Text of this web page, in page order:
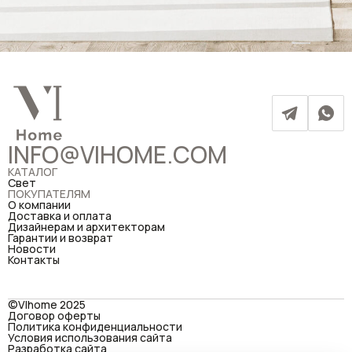
INFO@VIHOME.COM
КАТАЛОГ
Свет
ПОКУПАТЕЛЯМ
О компании
Доставка и оплата
Дизайнерам и архитекторам
Гарантии и возврат
Новости
Контакты
©VIhome 2025
Договор оферты
Политика конфиденциальности
Условия использования сайта
Разработка сайта